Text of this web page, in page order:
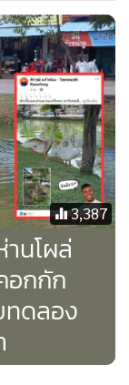
ข้าเล้ากักในช่วง
ขับถ่ายมูลของฝูง
กวนหรือไม่นั้น
นน้ำแล้วจะกลาย
ชียงใหม่เตรียมที่
งด้วยเพื่อ
านขึ้นไปวิ่งอยู่
าเป็นช่วงที่เจ้า
กเป็นช่วงวัน
ว่าน่าจะใช้เวลา
การจัดเจ้า
3,387
านโผล่
อกกัก
ทดลอง